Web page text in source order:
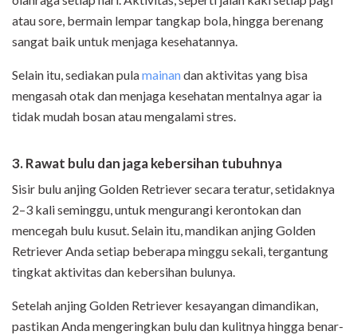
atau sore, bermain lempar tangkap bola, hingga berenang
sangat baik untuk menjaga kesehatannya.
Selain itu, sediakan pulamainandan aktivitas yang bisa
mengasah otak dan menjaga kesehatan mentalnya agar ia
tidak mudah bosan atau mengalami stres.
3. Rawat bulu dan jaga kebersihan tubuhnya
Sisir bulu anjing Golden Retriever secara teratur, setidaknya
2–3 kali seminggu, untuk mengurangi kerontokan dan
mencegah bulu kusut. Selain itu, mandikan anjing Golden
Retriever Anda setiap beberapa minggu sekali, tergantung
tingkat aktivitas dan kebersihan bulunya.
Setelah anjing Golden Retriever kesayangan dimandikan,
pastikan Anda mengeringkan bulu dan kulitnya hingga benar-